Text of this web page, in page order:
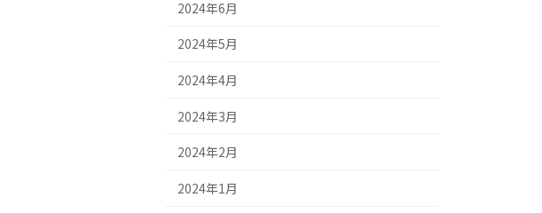
2024年6月
2024年5月
2024年4月
2024年3月
2024年2月
2024年1月